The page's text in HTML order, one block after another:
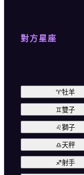
對方星座
♈牡羊
♊雙子
♌獅子
♎天秤
♐射手